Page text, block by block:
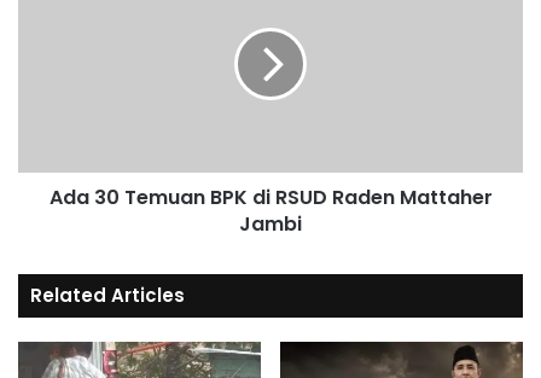
Ada 30 Temuan BPK di RSUD Raden Mattaher
Jambi
Related Articles